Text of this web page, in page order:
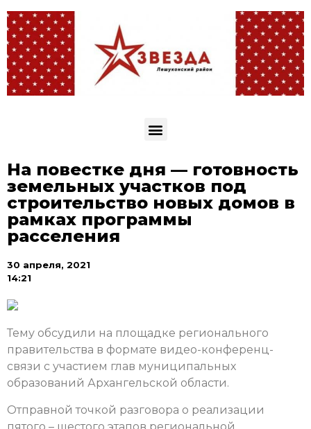
На повестке дня — готовность
земельных участков под
строительство новых домов в
рамках программы
расселения
30 апреля, 2021
14:21
Тему обсудили на площадке регионального
правительства в формате видео-конференц-
связи с участием глав муниципальных
образований Архангельской области.
Отправной точкой разговора о реализации